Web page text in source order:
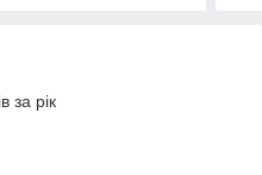
за рік